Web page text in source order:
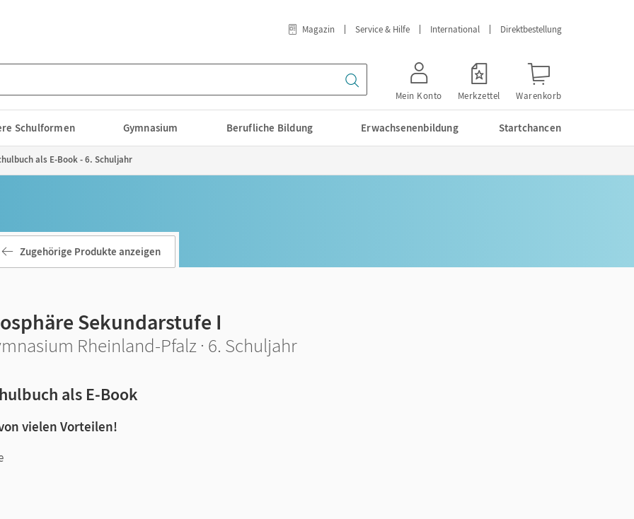
Magazin Service & Hilfe International Direktbestellung
Mein Konto Merkzettel Warenkorb
Schulformen Gymnasium Berufliche Bildung Erwachsenenbildung Startchancen
als E-Book - 6. Schuljahr
Zugehörige Produkte anzeigen
Sekundarstufe I
Rheinland-Pfalz · 6. Schuljahr
als E-Book
vielen Vorteilen!